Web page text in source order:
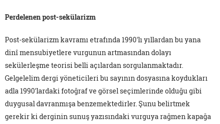
Perdelenen post-sekülarizm
Post-sekülarizm kavramı etrafında 1990'lı yıllardan bu yana
dinî mensubiyetlere vurgunun artmasından dolayı
sekülerleşme teorisi belli açılardan sorgulanmaktadır.
Gelgelelim dergi yöneticileri bu sayının dosyasına koydukları
adla 1990'lardaki fotoğraf ve görsel seçimlerinde olduğu gibi
duygusal davranmışa benzemektedirler. Şunu belirtmek
gerekir ki derginin sunuş yazısındaki vurguya rağmen kapağa